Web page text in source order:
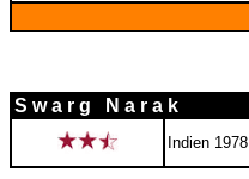
S w a r g N a r a k
Indien 1978